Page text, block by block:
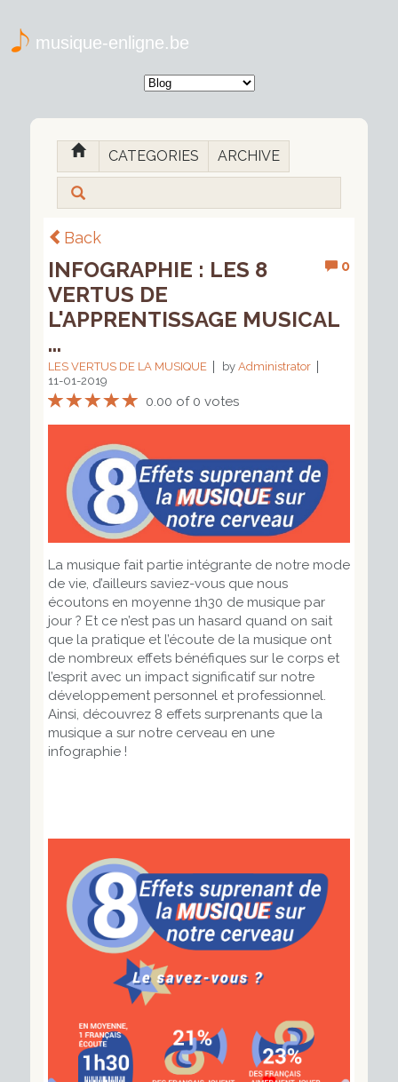
musique-enligne.be
CATEGORIES ARCHIVE
Back
0
INFOGRAPHIE : LES 8
VERTUS DE
L'APPRENTISSAGE MUSICAL
...
LES VERTUS DE LA MUSIQUE by Administrator
11-01-2019
0.00 of 0 votes
La musique fait partie intégrante de notre mode
de vie, d’ailleurs saviez-vous que nous
écoutons en moyenne 1h30 de musique par
jour ? Et ce n’est pas un hasard quand on sait
que la pratique et l’écoute de la musique ont
de nombreux effets bénéfiques sur le corps et
l’esprit avec un impact significatif sur notre
développement personnel et professionnel.
Ainsi, découvrez 8 effets surprenants que la
musique a sur notre cerveau en une
infographie !